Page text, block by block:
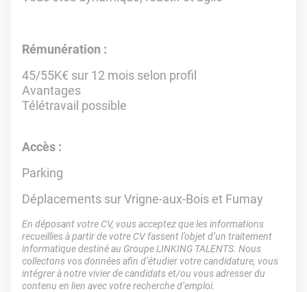
Rémunération :
45/55K€ sur 12 mois selon profil
Avantages
Télétravail possible
Accès :
Parking
Déplacements sur Vrigne-aux-Bois et Fumay
En déposant votre CV, vous acceptez que les informations
recueillies à partir de votre CV fassent l’objet d’un traitement
informatique destiné au Groupe LINKING TALENTS. Nous
collectons vos données afin d’étudier votre candidature, vous
intégrer à notre vivier de candidats et/ou vous adresser du
contenu en lien avec votre recherche d’emploi.